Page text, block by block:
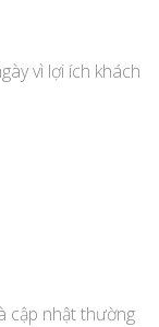
vì lợi ích khách
cập nhật thường